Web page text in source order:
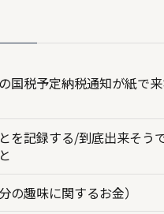
国税予定納税通知が紙で
を記録する/到底出来そう
の趣味に関するお金）